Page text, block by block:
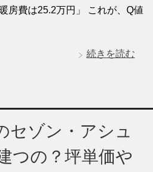
房費は25.2万円」 これが、Q値
続きを読む
セゾン・アシュ
つの？坪単価や